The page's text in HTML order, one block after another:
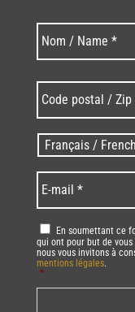
Nom *
postal
/
Zip
code
* *
Langues
/
Language *
mail *
RGPD *
En soumettant ce
qui ont pour but de
nous vous invitons à
mentions légales.
*